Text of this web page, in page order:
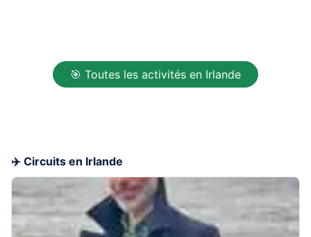
🎯 Toutes les activités en Irlande
✈️ Circuits en Irlande